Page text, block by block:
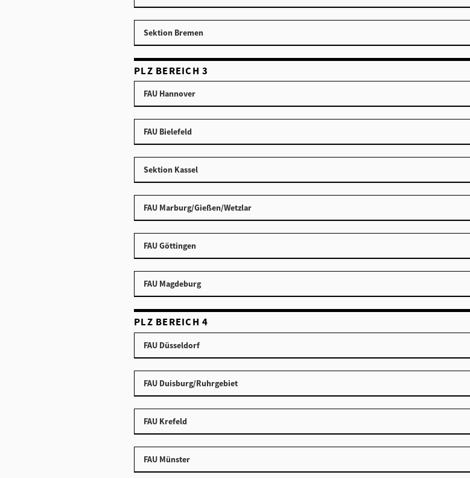
Sektion Bremen
PLZ BEREICH 3
FAU Hannover
FAU Bielefeld
Sektion Kassel
FAU Marburg/Gießen/Wetzlar
FAU Göttingen
FAU Magdeburg
PLZ BEREICH 4
FAU Düsseldorf
FAU Duisburg/Ruhrgebiet
FAU Krefeld
FAU Münster